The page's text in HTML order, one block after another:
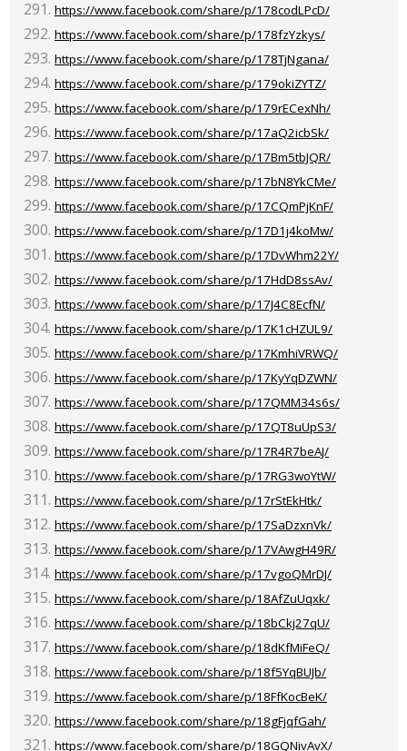
https://www.facebook.com/share/p/178codLPcD/
https://www.facebook.com/share/p/178fzYzkys/
https://www.facebook.com/share/p/178TjNgana/
https://www.facebook.com/share/p/179okiZYTZ/
https://www.facebook.com/share/p/179rECexNh/
https://www.facebook.com/share/p/17aQ2icbSk/
https://www.facebook.com/share/p/17Bm5tbJQR/
https://www.facebook.com/share/p/17bN8YkCMe/
https://www.facebook.com/share/p/17CQmPjKnF/
https://www.facebook.com/share/p/17D1j4koMw/
https://www.facebook.com/share/p/17DvWhm22Y/
https://www.facebook.com/share/p/17HdD8ssAv/
https://www.facebook.com/share/p/17J4C8EcfN/
https://www.facebook.com/share/p/17K1cHZUL9/
https://www.facebook.com/share/p/17KmhiVRWQ/
https://www.facebook.com/share/p/17KyYqDZWN/
https://www.facebook.com/share/p/17QMM34s6s/
https://www.facebook.com/share/p/17QT8uUpS3/
https://www.facebook.com/share/p/17R4R7beAJ/
https://www.facebook.com/share/p/17RG3woYtW/
https://www.facebook.com/share/p/17rStEkHtk/
https://www.facebook.com/share/p/17SaDzxnVk/
https://www.facebook.com/share/p/17VAwgH49R/
https://www.facebook.com/share/p/17vgoQMrDJ/
https://www.facebook.com/share/p/18AfZuUqxk/
https://www.facebook.com/share/p/18bCkj27qU/
https://www.facebook.com/share/p/18dKfMiFeQ/
https://www.facebook.com/share/p/18f5YqBUJb/
https://www.facebook.com/share/p/18FfKocBeK/
https://www.facebook.com/share/p/18gFjqfGah/
https://www.facebook.com/share/p/18GQNivAvX/